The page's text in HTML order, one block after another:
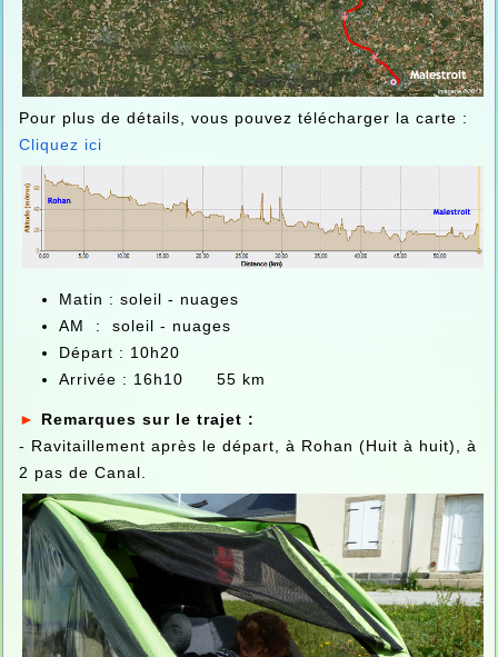
Pour plus de détails, vous pouvez télécharger la carte :
Cliquez ici
Matin : soleil - nuages
AM : soleil - nuages
Départ : 10h20
Arrivée : 16h10 55 km
►
Remarques sur le trajet :
- Ravitaillement après le départ, à Rohan (Huit à huit), à
2 pas de Canal.